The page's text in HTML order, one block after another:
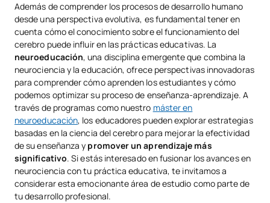
Además de comprender los procesos de desarrollo humano
desde una perspectiva evolutiva, es fundamental tener en
cuenta cómo el conocimiento sobre el funcionamiento del
cerebro puede influir en las prácticas educativas. La
neuroeducación, una disciplina emergente que combina la
neurociencia y la educación, ofrece perspectivas innovadoras
para comprender cómo aprenden los estudiantes y cómo
podemos optimizar su proceso de enseñanza-aprendizaje. A
través de programas como nuestro máster en
neuroeducación, los educadores pueden explorar estrategias
basadas en la ciencia del cerebro para mejorar la efectividad
de su enseñanza y promover un aprendizaje más
significativo. Si estás interesado en fusionar los avances en
neurociencia con tu práctica educativa, te invitamos a
considerar esta emocionante área de estudio como parte de
tu desarrollo profesional.